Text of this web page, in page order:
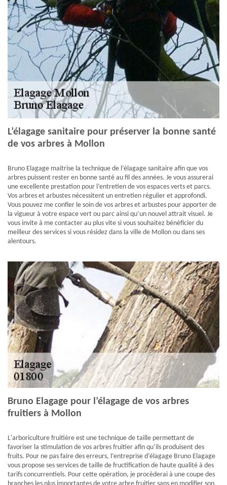
L’élagage sanitaire pour préserver la bonne santé
de vos arbres à Mollon
Bruno Elagage maitrise la technique de l’élagage sanitaire afin que vos
arbres puissent rester en bonne santé au fil des années. Je vous assurerai
une excellente prestation pour l’entretien de vos espaces verts et parcs.
Vos arbres et arbustes nécessitent un entretien régulier et approfondi.
Vous pouvez me confier le soin de vos arbres et arbustes pour apporter de
la vigueur à votre espace vert ou parc ainsi qu’un nouvel attrait visuel. Je
vous invite à me contacter au plus vite si vous souhaitez bénéficier du
meilleur des services si vous résidez dans la ville de Mollon ou dans ses
alentours.
Bruno Elagage pour l’élagage de vos arbres
fruitiers à Mollon
L'arboriculture fruitière est une technique de taille permettant de
favoriser la stimulation de vos arbres fruitier afin qu’ils produisent des
fruits. Pour ne pas faire des erreurs, l’entreprise d’élagage Bruno Elagage
vous propose ses services de taille de fructification de haute qualité à des
tarifs concurrentiels. Pour cette opération, je procèderai à une coupe des